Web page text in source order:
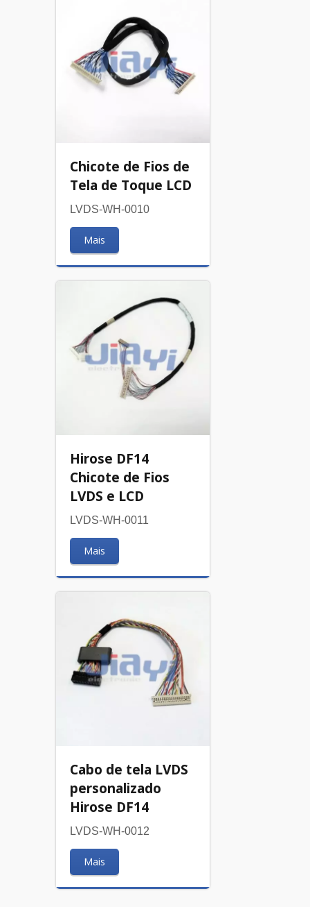
Chicote de Fios de
Tela de Toque LCD
LVDS-WH-0010
Mais
Hirose DF14
Chicote de Fios
LVDS e LCD
LVDS-WH-0011
Mais
Cabo de tela LVDS
personalizado
Hirose DF14
LVDS-WH-0012
Mais